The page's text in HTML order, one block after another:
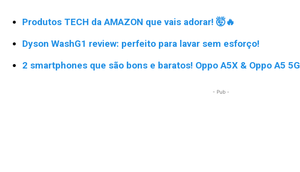
Produtos TECH da AMAZON que vais adorar! 🤯🔥
Dyson WashG1 review: perfeito para lavar sem esforço!
2 smartphones que são bons e baratos! Oppo A5X & Oppo A5 5G
- Pub -